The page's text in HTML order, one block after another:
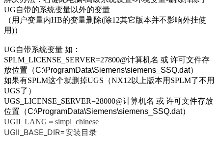
UG自带的系统变量以外的变量
（ 用户变量内HB的变量删除(除12其它版本并不影响外挂使
用)）
UG自带系统变量 如：
SPLM_LICENSE_SERVER=27800@计算机名 或 许可文件存
放位置（C:\ProgramData\Siemens\siemens_SSQ.dat）
如果有SPLM这个就删掉UGS（NX12以上版本用SPLM了不用
UGS了）
UGS_LICENSE_SERVER=28000@计算机名 或 许可文件存放
位置（C:\ProgramData\Siemens\siemens_SSQ.dat）
UGII_LANG＝simpl_chinese
UGII_BASE_DIR=安装目录